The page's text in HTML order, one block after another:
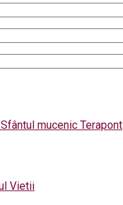
Sfântul mucenic Terapont